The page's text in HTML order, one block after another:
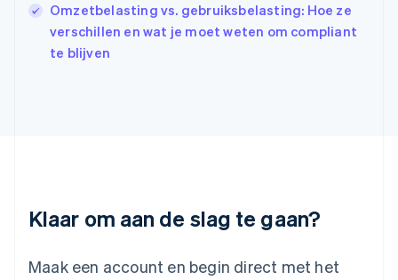
Omzetbelasting vs. gebruiksbelasting: Hoe ze
verschillen en wat je moet weten om compliant
te blijven
Klaar om aan de slag te gaan?
Maak een account en begin direct met het
India
English
Italië
Litouwen
Luxemburg